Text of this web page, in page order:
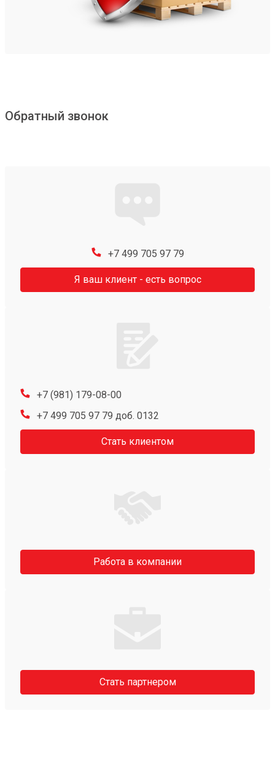
Обратный звонок
+7 499 705 97 79
Я ваш клиент - есть вопрос
+7 (981) 179-08-00
+7 499 705 97 79 доб. 0132
Стать клиентом
Работа в компании
Стать партнером